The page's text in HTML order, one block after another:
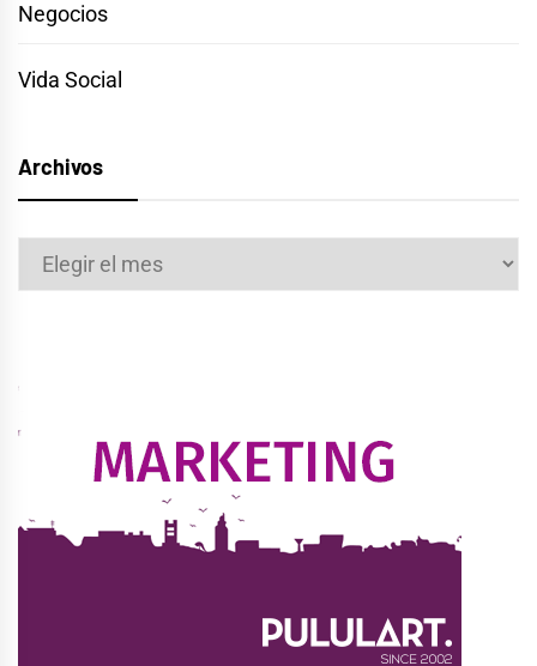
Negocios
Vida Social
Archivos
Archivos